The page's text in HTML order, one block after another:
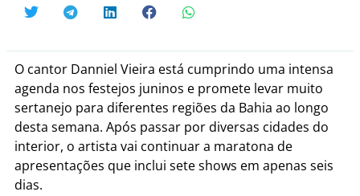
O cantor Danniel Vieira está cumprindo uma intensa
agenda nos festejos juninos e promete levar muito
sertanejo para diferentes regiões da Bahia ao longo
desta semana. Após passar por diversas cidades do
interior, o artista vai continuar a maratona de
apresentações que inclui sete shows em apenas seis
dias.